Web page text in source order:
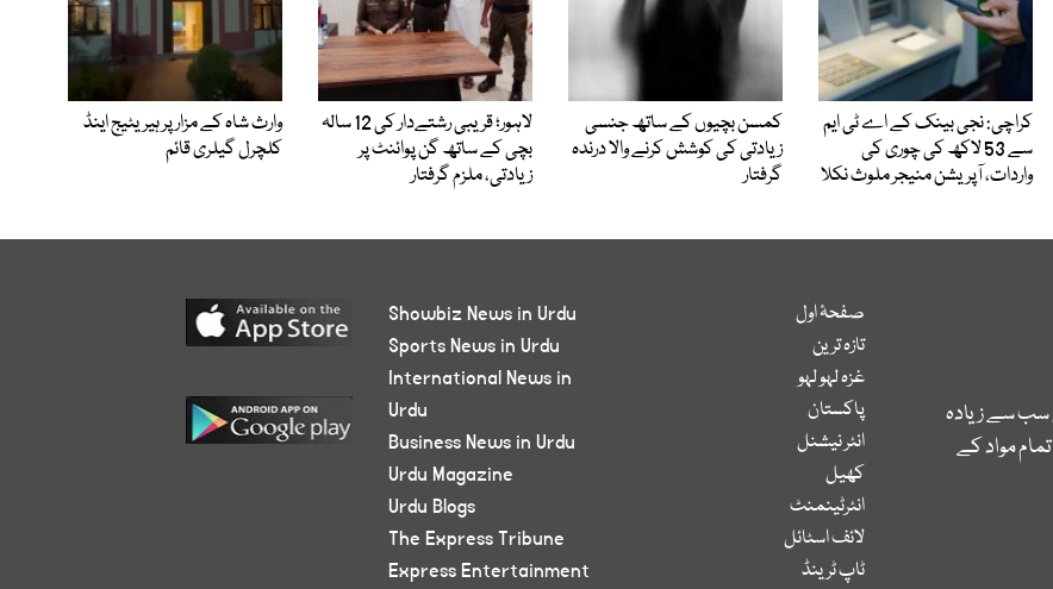
کراچی: نجی بینک کے اے ٹی ایم
سے 53 لاکھ کی چوری کی
واردات، آپریشن منیجر ملوث نکلا
کمسن بچیوں کے ساتھ جنسی
زیادتی کی کوشش کرنے والا درندہ
گرفتار
لاہور؛ قریبی رشتےدار کی 12 سالہ
بچی کے ساتھ گن پوائنٹ پر
زیادتی، ملزم گرفتار
وارث شاہ کے مزار پر ہیریٹیج اینڈ
کلچرل گیلری قائم
سب سے زیادہ
مواد کے
صفحۂ اول
تازہ ترین
غزہ لہو لہو
پاکستان
انٹر نیشنل
کھیل
انٹرٹینمنٹ
لائف اسٹائل
ٹاپ ٹرینڈ
Showbiz News in Urdu
Sports News in Urdu
International News in
Urdu
Business News in Urdu
Urdu Magazine
Urdu Blogs
The Express Tribune
Express Entertainment